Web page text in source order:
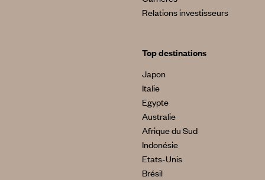
Relations investisseurs
Top destinations
Japon
Italie
Egypte
Australie
Afrique du Sud
Indonésie
Etats-Unis
Brésil